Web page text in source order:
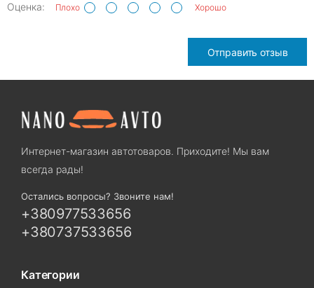
Оценка: Плохо Хорошо
Отправить отзыв
Интернет-магазин автотоваров. Приходите! Мы вам
всегда рады!
Остались вопросы? Звоните нам!
+380977533656
+380737533656
Категории